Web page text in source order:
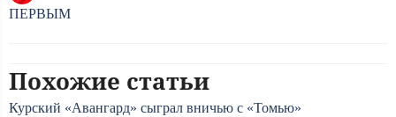
ПЕРВЫМ
Похожие статьи
Курский «Авангард» сыграл вничью с «Томью»